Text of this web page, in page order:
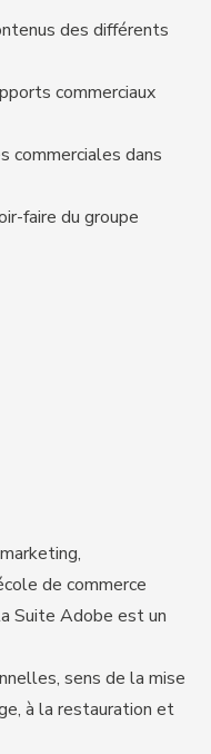
des différents
commerciaux
commerciales dans
faire du groupe
de commerce
Suite Adobe est un
sens de la mise
à la restauration et